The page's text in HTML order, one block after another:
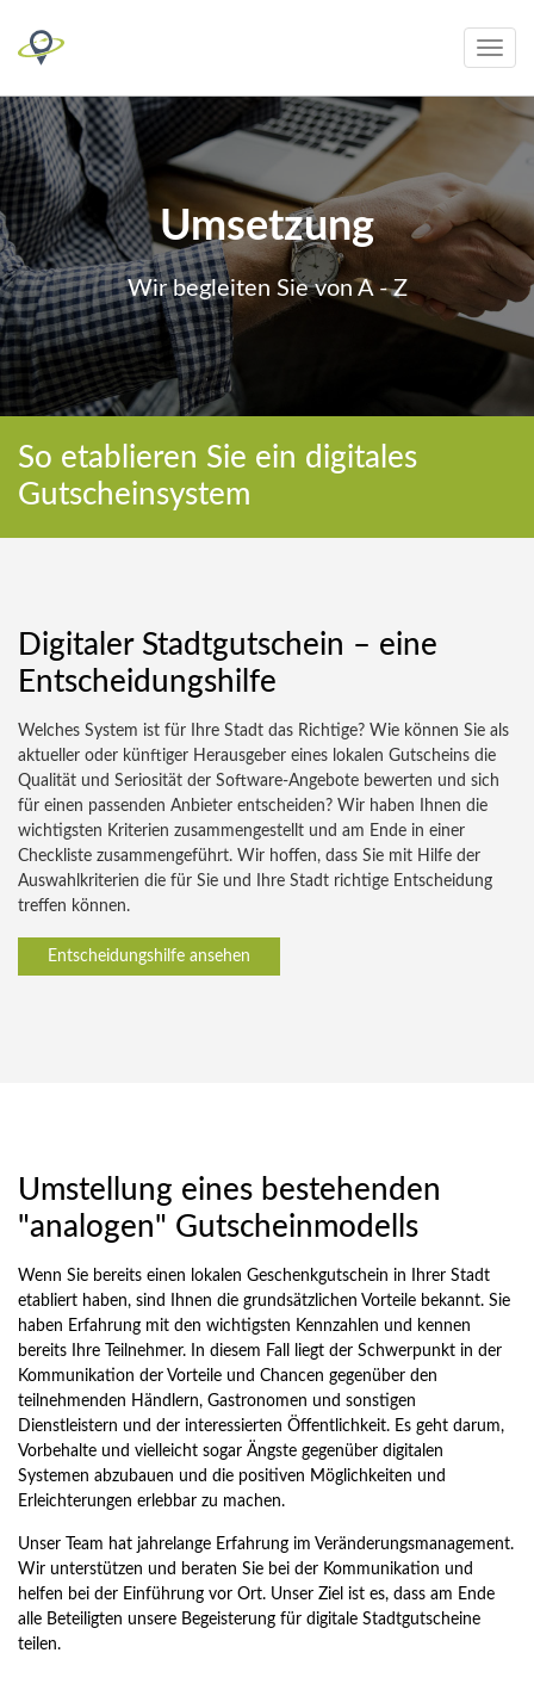
Toggle
Umsetzung
Wir begleiten Sie von A - Z
So etablieren Sie ein digitales
Gutscheinsystem
Digitaler Stadtgutschein – eine
Entscheidungshilfe
Welches System ist für Ihre Stadt das Richtige? Wie können Sie als
aktueller oder künftiger Herausgeber eines lokalen Gutscheins die
Qualität und Seriosität der Software-Angebote bewerten und sich
für einen passenden Anbieter entscheiden? Wir haben Ihnen die
wichtigsten Kriterien zusammengestellt und am Ende in einer
Checkliste zusammengeführt. Wir hoffen, dass Sie mit Hilfe der
Auswahlkriterien die für Sie und Ihre Stadt richtige Entscheidung
treffen können.
Entscheidungshilfe ansehen
Umstellung eines bestehenden
"analogen" Gutscheinmodells
Wenn Sie bereits einen lokalen Geschenkgutschein in Ihrer Stadt
etabliert haben, sind Ihnen die grundsätzlichen Vorteile bekannt. Sie
haben Erfahrung mit den wichtigsten Kennzahlen und kennen
bereits Ihre Teilnehmer. In diesem Fall liegt der Schwerpunkt in der
Kommunikation der Vorteile und Chancen gegenüber den
teilnehmenden Händlern, Gastronomen und sonstigen
Dienstleistern und der interessierten Öffentlichkeit. Es geht darum,
Vorbehalte und vielleicht sogar Ängste gegenüber digitalen
Systemen abzubauen und die positiven Möglichkeiten und
Erleichterungen erlebbar zu machen.
Unser Team hat jahrelange Erfahrung im Veränderungsmanagement.
Wir unterstützen und beraten Sie bei der Kommunikation und
helfen bei der Einführung vor Ort. Unser Ziel ist es, dass am Ende
alle Beteiligten unsere Begeisterung für digitale Stadtgutscheine
teilen.